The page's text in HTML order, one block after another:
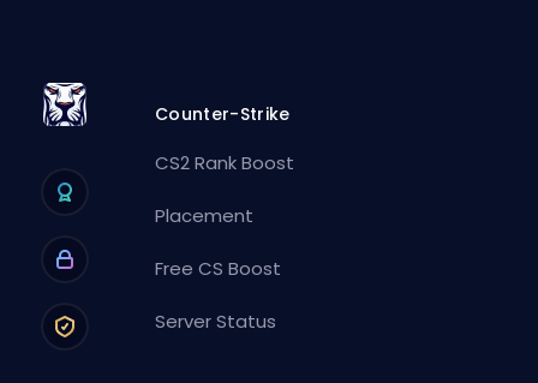
Counter-Strike
CS2 Rank Boost
Placement
Free CS Boost
Server Status